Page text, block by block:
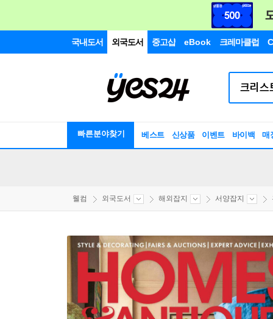
국내도서 외국도서 중고샵 eBook 크레마클럽
빠른분야찾기 베스트 신상품 이벤트 바이백 매
웰컴 외국도서 해외잡지 서양잡지